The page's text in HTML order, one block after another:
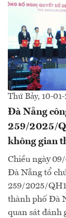
Thứ Bảy, 10-
Đà Nẵng
259/2025/
không gian
Chiều ngày
Đà Nẵng tổ
259/2025/
thành phố Đà
quan sát đánh